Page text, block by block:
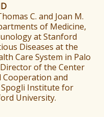
C. and Joan M.
of Medicine,
at Stanford
Diseases at the
Care System in Palo
of the Center
and
Spogli Institute for
University.